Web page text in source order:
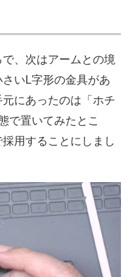
、次はアームとの境
いL字形の金具があ
にあったのは「ホチ
で置いてみたとこ
用することにしまし